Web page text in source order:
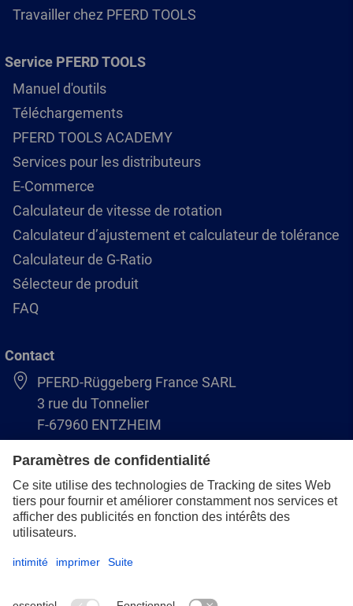
Travailler chez PFERD TOOLS
Service PFERD TOOLS
Manuel d'outils
Téléchargements
PFERD TOOLS ACADEMY
Services pour les distributeurs
E-Commerce
Calculateur de vitesse de rotation
Calculateur d’ajustement et calculateur de tolérance
Calculateur de G-Ratio
Sélecteur de produit
FAQ
Contact
PFERD-Rüggeberg France SARL
3 rue du Tonnelier
F-67960 ENTZHEIM
+33 3 88 49 72 50
info@pferd.fr
+33 03 88 38 70 17